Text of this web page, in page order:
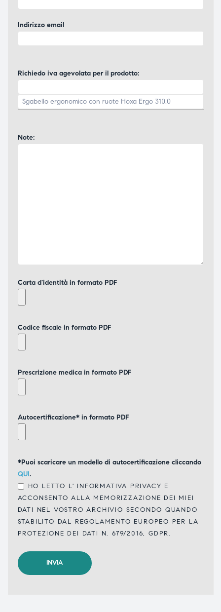
Indirizzo email
Richiedo iva agevolata per il prodotto:
Note:
Carta d'identità in formato PDF
Codice fiscale in formato PDF
Prescrizione medica in formato PDF
Autocertificazione* in formato PDF
*Puoi scaricare un modello di autocertificazione cliccando
QUI.
HO LETTO L' INFORMATIVA PRIVACY E
ACCONSENTO ALLA MEMORIZZAZIONE DEI MIEI
DATI NEL VOSTRO ARCHIVIO SECONDO QUANDO
STABILITO DAL REGOLAMENTO EUROPEO PER LA
PROTEZIONE DEI DATI N. 679/2016, GDPR.